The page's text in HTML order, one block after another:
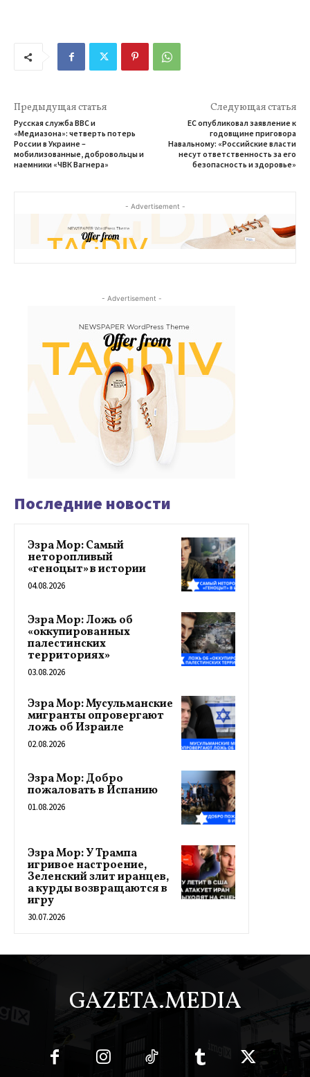
Предыдущая статья
Русская служба BBC и
«Медиазона»: четверть потерь
России в Украине –
мобилизованные, добровольцы и
наемники «ЧВК Вагнера»
Следующая статья
ЕС опубликовал заявление к
годовщине приговора
Навальному: «Российские власти
несут ответственность за его
безопасность и здоровье»
- Advertisement -
- Advertisement -
Последние новости
Эзра Мор: Самый
неторопливый
«геноцыт» в истории
04.08.2026
Эзра Мор: Ложь об
«оккупированных
палестинских
территориях»
03.08.2026
Эзра Мор: Мусульманские
мигранты опровергают
ложь об Израиле
02.08.2026
Эзра Мор: Добро
пожаловать в Испанию
01.08.2026
Эзра Мор: У Трампа
игривое настроение,
Зеленский злит иранцев,
а курды возвращаются в
игру
30.07.2026
GAZETA.MEDIA